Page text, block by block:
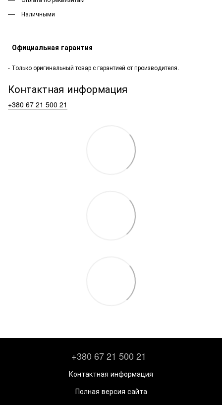
Наличными
Официальная гарантия
- Только оригинальный товар с гарантией от производителя.
Контактная информация
+380 67 21 500 21
+380 67 21 500 21
Контактная информация
Полная версия сайта